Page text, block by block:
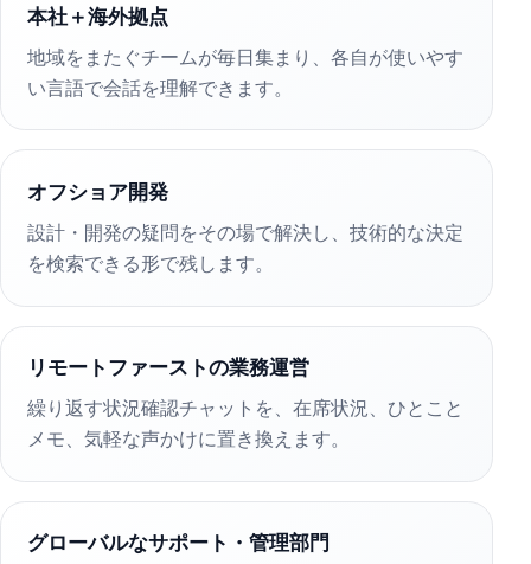
本社＋海外拠点
地域をまたぐチームが毎日集まり、各自が使いやす
い言語で会話を理解できます。
オフショア開発
設計・開発の疑問をその場で解決し、技術的な決定
を検索できる形で残します。
リモートファーストの業務運営
繰り返す状況確認チャットを、在席状況、ひとこと
メモ、気軽な声かけに置き換えます。
グローバルなサポート・管理部門